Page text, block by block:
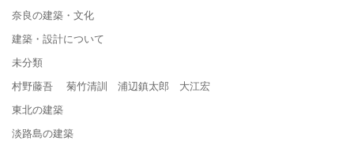
奈良の建築・文化
建築・設計について
未分類
村野藤吾 菊竹清訓 浦辺鎮太郎 大江宏
東北の建築
淡路島の建築